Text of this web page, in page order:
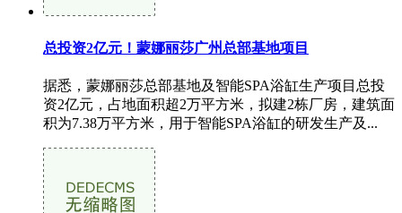
总投资2亿元！蒙娜丽莎广州总部基地项目
据悉，蒙娜丽莎总部基地及智能SPA浴缸生产项目总投
资2亿元，占地面积超2万平方米，拟建2栋厂房，建筑面
积为7.38万平方米，用于智能SPA浴缸的研发生产及...